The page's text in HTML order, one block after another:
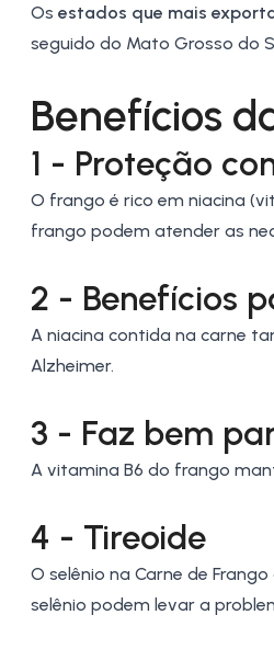
Os estados que mais
seguido do Mato Grosso do
Benefícios
1 - Proteção
O frango é rico em niacina
frango podem atender as
2 - Benefícios
A niacina contida na carne
Alzheimer.
3 - Faz bem
A vitamina B6 do frango
4 - Tireoide
O selênio na Carne de
selênio podem levar a